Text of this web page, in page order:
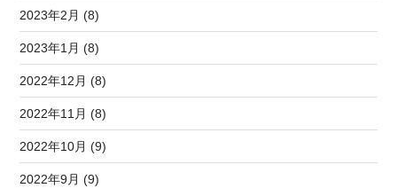
2023年2月 (8)
2023年1月 (8)
2022年12月 (8)
2022年11月 (8)
2022年10月 (9)
2022年9月 (9)